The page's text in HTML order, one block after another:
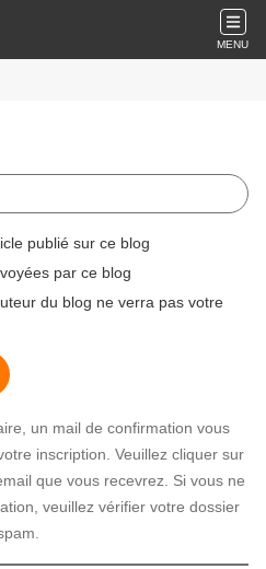
MENU
publié sur ce blog
par ce blog
du blog ne verra pas votre
un mail de confirmation vous
inscription. Veuillez cliquer sur
que vous recevrez. Si vous ne
veuillez vérifier votre dossier